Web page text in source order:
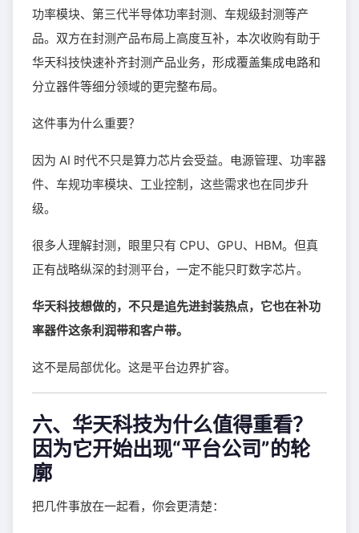
功率模块、第三代半导体功率封测、车规级封测等产
品。双方在封测产品布局上高度互补，本次收购有助于
华天科技快速补齐封测产品业务，形成覆盖集成电路和
分立器件等细分领域的更完整布局。
这件事为什么重要？
因为 AI 时代不只是算力芯片会受益。电源管理、功率器
件、车规功率模块、工业控制，这些需求也在同步升
级。
很多人理解封测，眼里只有 CPU、GPU、HBM。但真
正有战略纵深的封测平台，一定不能只盯数字芯片。
华天科技想做的，不只是追先进封装热点，它也在补功
率器件这条利润带和客户带。
这不是局部优化。这是平台边界扩容。
六、华天科技为什么值得重看？
因为它开始出现“平台公司”的轮
廓
把几件事放在一起看，你会更清楚：